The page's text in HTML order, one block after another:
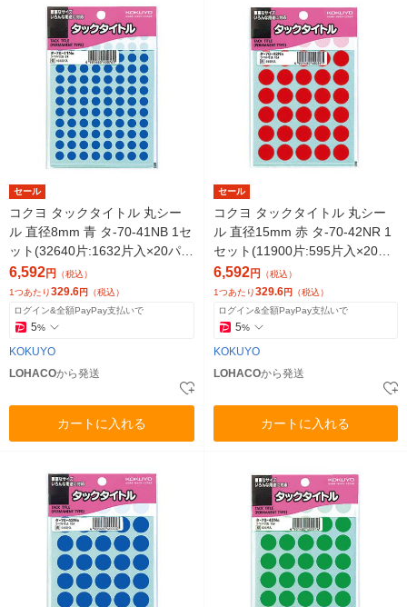
セール
コクヨ タックタイトル 丸シー
ル 直径8mm 青 タ-70-41NB 1セ
ット(32640片:1632片入×20パッ
ク)
6,592円 （税込）
1つあたり329.6円 （税込）
ログイン&全額PayPay支払いで
5%
KOKUYO
LOHACOから発送
カートに入れる
セール
コクヨ タックタイトル 丸シー
ル 直径15mm 赤 タ-70-42NR 1
セット(11900片:595片入×20パ
ック)
6,592円 （税込）
1つあたり329.6円 （税込）
ログイン&全額PayPay支払いで
5%
KOKUYO
LOHACOから発送
カートに入れる